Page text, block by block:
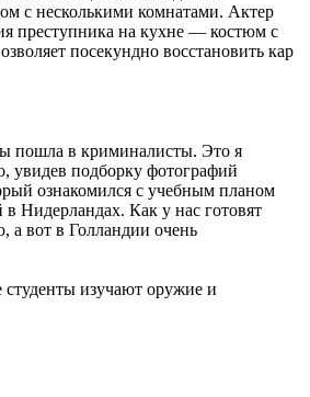
с несколькими комнатами. Актер
преступника на кухне — костюм с
посекундно восстановить кар
пошла в криминалисты. Это я
увидев подборку фотографий
ознакомился с учебным планом
Нидерландах. Как у нас готовят
а вот в Голландии очень
студенты изучают оружие и